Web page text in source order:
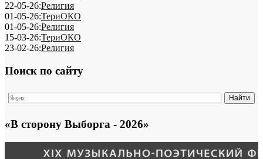
22-05-26:Религия
01-05-26:ТериОКО
01-05-26:Религия
15-03-26:ТериОКО
23-02-26:Религия
Поиск по сайту
«В сторону Выборга - 2026»